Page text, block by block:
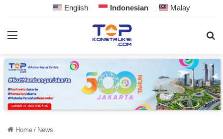
English Indonesian Malay
Home / News